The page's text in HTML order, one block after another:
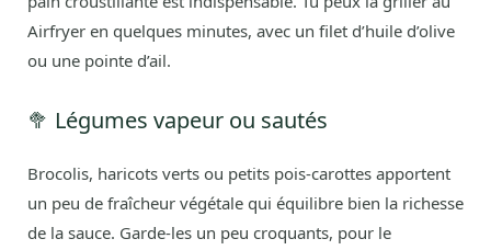
Airfryer en quelques minutes, avec un filet d’huile d’olive
ou une pointe d’ail.
🥦 Légumes vapeur ou sautés
Brocolis, haricots verts ou petits pois-carottes apportent
un peu de fraîcheur végétale qui équilibre bien la richesse
de la sauce. Garde-les un peu croquants, pour le